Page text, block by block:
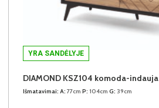
YRA SANDĖLYJE
DIAMOND KSZ104 komoda-indauja
Išmatavimai: A: 77cm P: 104cm G: 39cm